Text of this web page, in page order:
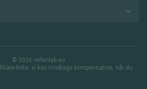
© 2026 reifenlab.eu
links. vi kan modtage kompensation, når du